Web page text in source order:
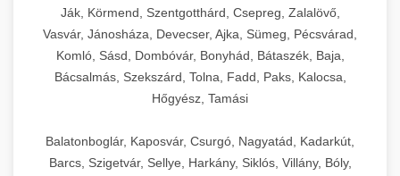
Ják, Körmend, Szentgotthárd, Csepreg, Zalalövő,
Vasvár, Jánosháza, Devecser, Ajka, Sümeg, Pécsvárad,
Komló, Sásd, Dombóvár, Bonyhád, Bátaszék, Baja,
Bácsalmás, Szekszárd, Tolna, Fadd, Paks, Kalocsa,
Hőgyész, Tamási
Balatonboglár, Kaposvár, Csurgó, Nagyatád, Kadarkút,
Barcs, Szigetvár, Sellye, Harkány, Siklós, Villány, Bóly,